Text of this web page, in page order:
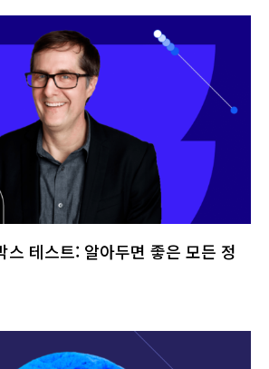
스 테스트: 알아두면 좋은 모든 정